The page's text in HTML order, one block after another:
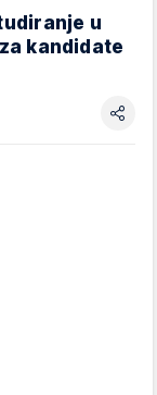
u
kandidate